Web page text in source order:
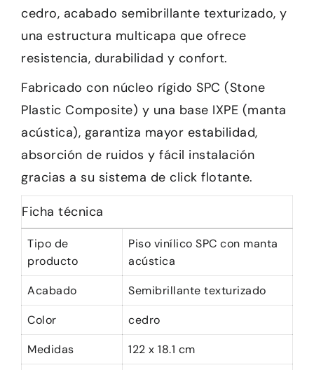
cedro, acabado semibrillante texturizado, y
una estructura multicapa que ofrece
resistencia, durabilidad y confort.
Fabricado con núcleo rígido SPC (Stone
Plastic Composite) y una base IXPE (manta
acústica), garantiza mayor estabilidad,
absorción de ruidos y fácil instalación
gracias a su sistema de click flotante.
Ficha técnica
Tipo de
producto
Piso vinílico SPC con manta
acústica
Acabado
Semibrillante texturizado
Color
cedro
Medidas
122 x 18.1 cm